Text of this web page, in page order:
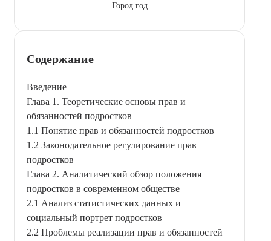
Город год
Содержание
Введение
Глава 1. Теоретические основы прав и
обязанностей подростков
1.1 Понятие прав и обязанностей подростков
1.2 Законодательное регулирование прав
подростков
Глава 2. Аналитический обзор положения
подростков в современном обществе
2.1 Анализ статистических данных и
социальный портрет подростков
2.2 Проблемы реализации прав и обязанностей